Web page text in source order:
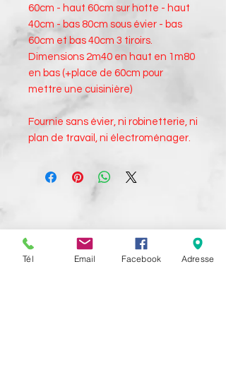
60cm - haut 60cm sur hotte - haut
40cm - bas 80cm sous évier - bas
60cm et bas 40cm 3 tiroirs.
Dimensions 2m40 en haut en 1m80
en bas (+place de 60cm pour
mettre une cuisinière)
Fournie sans évier, ni robinetterie, ni
plan de travail, ni électroménager.
Haut de page
Tél Email Facebook Adresse